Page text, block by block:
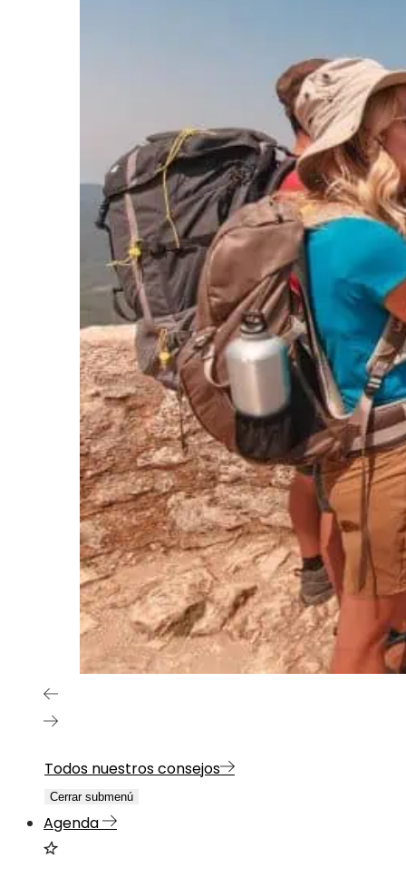
Todos nuestros consejos
Cerrar submenú
Agenda